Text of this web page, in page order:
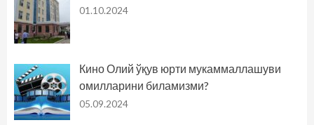
01.10.2024
Кино Олий ўқув юрти мукаммаллашуви
омилларини биламизми?
05.09.2024